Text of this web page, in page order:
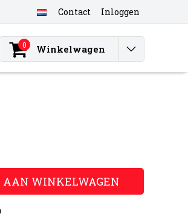
Contact Inloggen
0 Winkelwagen
AAN WINKELWAGEN